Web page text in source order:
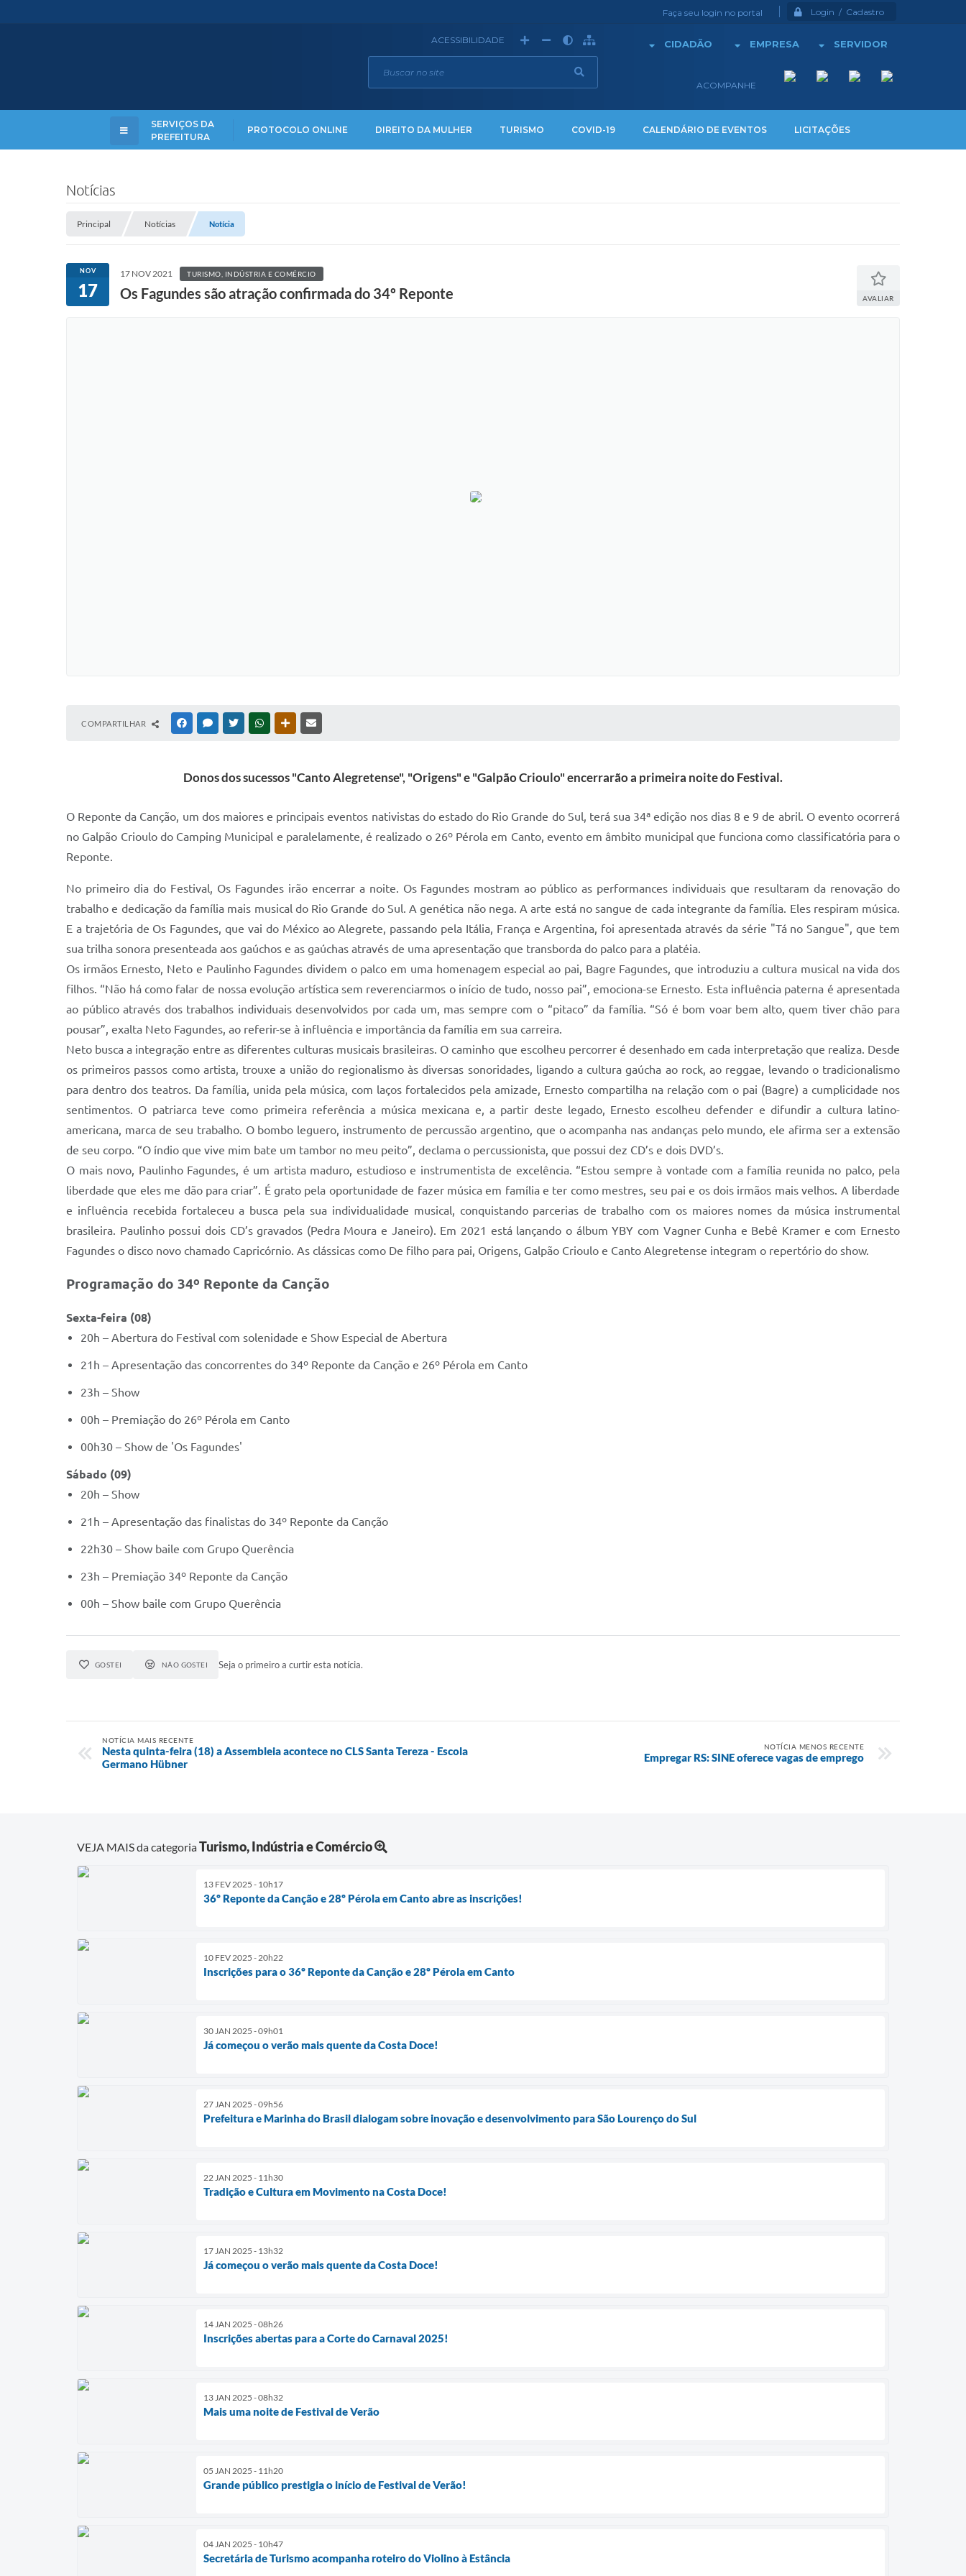
Faça seu login no portal Login / Cadastro
CIDADÃO EMPRESA SERVIDOR
ACOMPANHE
ACESSIBILIDADE
SERVIÇOS DA
PREFEITURA
PROTOCOLO ONLINE DIREITO DA MULHER TURISMO COVID-19 CALENDÁRIO DE EVENTOS LICITAÇÕES
Notícias
Principal Notícias Notícia
NOV
17
17 NOV 2021 TURISMO, INDÚSTRIA E COMÉRCIO
Os Fagundes são atração confirmada do 34º Reponte AVALIAR
COMPARTILHAR FACEBOOKMESSENGER
TWITTERWHATSAPPOUTRAS MÍDIAS
Donos dos sucessos "Canto Alegretense", "Origens" e "Galpão Crioulo" encerrarão a primeira noite do Festival.
O Reponte da Canção, um dos maiores e principais eventos nativistas do estado do Rio Grande do Sul, terá sua 34ª edição nos dias 8 e 9 de abril. O evento ocorrerá
no Galpão Crioulo do Camping Municipal e paralelamente, é realizado o 26º Pérola em Canto, evento em âmbito municipal que funciona como classificatória para o
Reponte.
No primeiro dia do Festival, Os Fagundes irão encerrar a noite. Os Fagundes mostram ao público as performances individuais que resultaram da renovação do
trabalho e dedicação da família mais musical do Rio Grande do Sul. A genética não nega. A arte está no sangue de cada integrante da família. Eles respiram música.
E a trajetória de Os Fagundes, que vai do México ao Alegrete, passando pela Itália, França e Argentina, foi apresentada através da série "Tá no Sangue", que tem
sua trilha sonora presenteada aos gaúchos e as gaúchas através de uma apresentação que transborda do palco para a platéia.
Os irmãos Ernesto, Neto e Paulinho Fagundes dividem o palco em uma homenagem especial ao pai, Bagre Fagundes, que introduziu a cultura musical na vida dos
filhos. “Não há como falar de nossa evolução artística sem reverenciarmos o início de tudo, nosso pai”, emociona-se Ernesto. Esta influência paterna é apresentada
ao público através dos trabalhos individuais desenvolvidos por cada um, mas sempre com o “pitaco” da família. “Só é bom voar bem alto, quem tiver chão para
pousar”, exalta Neto Fagundes, ao referir-se à influência e importância da família em sua carreira.
Neto busca a integração entre as diferentes culturas musicais brasileiras. O caminho que escolheu percorrer é desenhado em cada interpretação que realiza. Desde
os primeiros passos como artista, trouxe a união do regionalismo às diversas sonoridades, ligando a cultura gaúcha ao rock, ao reggae, levando o tradicionalismo
para dentro dos teatros. Da família, unida pela música, com laços fortalecidos pela amizade, Ernesto compartilha na relação com o pai (Bagre) a cumplicidade nos
sentimentos. O patriarca teve como primeira referência a música mexicana e, a partir deste legado, Ernesto escolheu defender e difundir a cultura latino-
americana, marca de seu trabalho. O bombo leguero, instrumento de percussão argentino, que o acompanha nas andanças pelo mundo, ele afirma ser a extensão
de seu corpo. “O índio que vive mim bate um tambor no meu peito”, declama o percussionista, que possui dez CD’s e dois DVD’s.
O mais novo, Paulinho Fagundes, é um artista maduro, estudioso e instrumentista de excelência. “Estou sempre à vontade com a família reunida no palco, pela
liberdade que eles me dão para criar”. É grato pela oportunidade de fazer música em família e ter como mestres, seu pai e os dois irmãos mais velhos. A liberdade
e influência recebida fortaleceu a busca pela sua individualidade musical, conquistando parcerias de trabalho com os maiores nomes da música instrumental
brasileira. Paulinho possui dois CD’s gravados (Pedra Moura e Janeiro). Em 2021 está lançando o álbum YBY com Vagner Cunha e Bebê Kramer e com Ernesto
Fagundes o disco novo chamado Capricórnio. As clássicas como De filho para pai, Origens, Galpão Crioulo e Canto Alegretense integram o repertório do show.
Programação do 34º Reponte da Canção
Sexta-feira (08)
20h – Abertura do Festival com solenidade e Show Especial de Abertura
21h – Apresentação das concorrentes do 34º Reponte da Canção e 26º Pérola em Canto
23h – Show
00h – Premiação do 26º Pérola em Canto
00h30 – Show de 'Os Fagundes'
Sábado (09)
20h – Show
21h – Apresentação das finalistas do 34º Reponte da Canção
22h30 – Show baile com Grupo Querência
23h – Premiação 34º Reponte da Canção
00h – Show baile com Grupo Querência
GOSTEI NÃO GOSTEI Seja o primeiro a curtir esta notícia.
NOTÍCIA MAIS RECENTE
Nesta quinta-feira (18) a Assembleia acontece no CLS Santa Tereza - Escola
Germano Hübner
NOTÍCIA MENOS RECENTE
Empregar RS: SINE oferece vagas de emprego
VEJA MAIS da categoriaTurismo, Indústria e Comércio
13 FEV 2025 - 10h17
36º Reponte da Canção e 28º Pérola em Canto abre as inscrições!
10 FEV 2025 - 20h22
Inscrições para o 36º Reponte da Canção e 28º Pérola em Canto
30 JAN 2025 - 09h01
Já começou o verão mais quente da Costa Doce!
27 JAN 2025 - 09h56
Prefeitura e Marinha do Brasil dialogam sobre inovação e desenvolvimento para São Lourenço do Sul
22 JAN 2025 - 11h30
Tradição e Cultura em Movimento na Costa Doce!
17 JAN 2025 - 13h32
Já começou o verão mais quente da Costa Doce!
14 JAN 2025 - 08h26
Inscrições abertas para a Corte do Carnaval 2025!
13 JAN 2025 - 08h32
Mais uma noite de Festival de Verão
05 JAN 2025 - 11h20
Grande público prestigia o início de Festival de Verão!
04 JAN 2025 - 10h47
Secretária de Turismo acompanha roteiro do Violino à Estância